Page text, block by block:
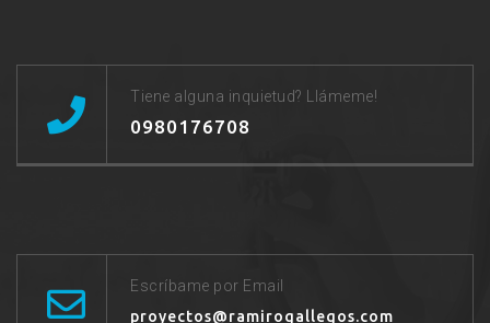
Tiene alguna inquietud? Llámeme!
0980176708
Escríbame por Email
proyectos@ramirogallegos.com